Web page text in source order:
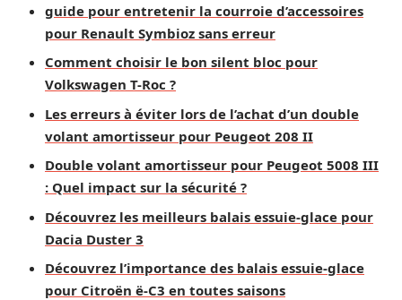
guide pour entretenir la courroie d’accessoires
pour Renault Symbioz sans erreur
Comment choisir le bon silent bloc pour
Volkswagen T-Roc ?
Les erreurs à éviter lors de l’achat d’un double
volant amortisseur pour Peugeot 208 II
Double volant amortisseur pour Peugeot 5008 III
: Quel impact sur la sécurité ?
Découvrez les meilleurs balais essuie-glace pour
Dacia Duster 3
Découvrez l’importance des balais essuie-glace
pour Citroën ë-C3 en toutes saisons